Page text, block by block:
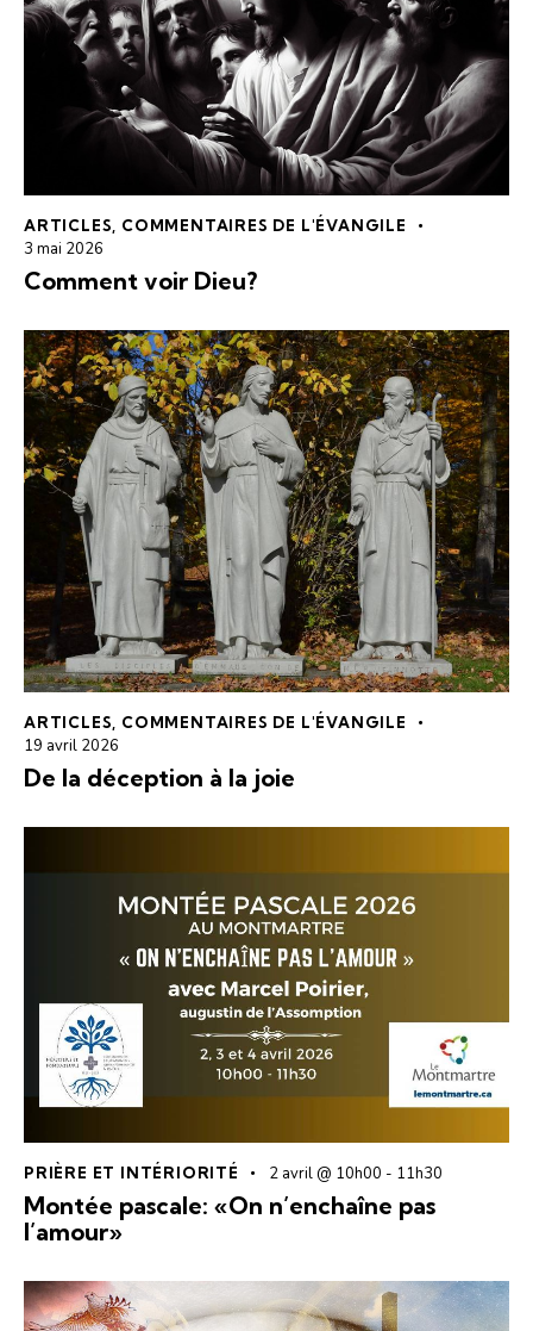
ARTICLES COMMENTAIRES DE L'ÉVANGILE
3 mai 2026
Comment voir Dieu?
ARTICLES COMMENTAIRES DE L'ÉVANGILE
19 avril 2026
De la déception à la joie
PRIÈRE ET INTÉRIORITÉ 2 avril @ 10h00 - 11h30
Montée pascale: «On n’enchaîne pas
l’amour»